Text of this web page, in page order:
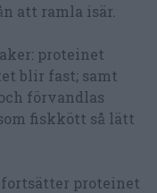
att ramla isär.
proteinet
blir fast; samt
förvandlas
fiskkött så lätt
proteinet